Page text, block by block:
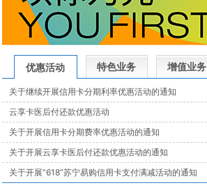
优惠活动 特色业务 增值业务
关于继续开展信用卡分期利率优惠活动的通知
云享卡医后付还款优惠活动
关于开展信用卡分期费率优惠活动的通知
关于开展云享卡医后付还款优惠活动的通知
关于开展“618”苏宁易购信用卡支付满减活动的通知